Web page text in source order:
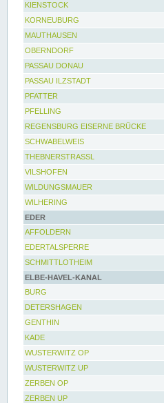
KIENSTOCK
KORNEUBURG
MAUTHAUSEN
OBERNDORF
PASSAU DONAU
PASSAU ILZSTADT
PFATTER
PFELLING
REGENSBURG EISERNE BRÜCKE
SCHWABELWEIS
THEBNERSTRASSL
VILSHOFEN
WILDUNGSMAUER
WILHERING
EDER
AFFOLDERN
EDERTALSPERRE
SCHMITTLOTHEIM
ELBE-HAVEL-KANAL
BURG
DETERSHAGEN
GENTHIN
KADE
WUSTERWITZ OP
WUSTERWITZ UP
ZERBEN OP
ZERBEN UP